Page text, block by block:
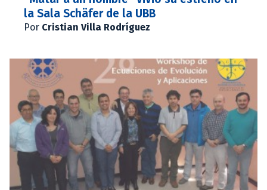
la Sala Schäfer de la UBB
Por Cristian Villa Rodríguez